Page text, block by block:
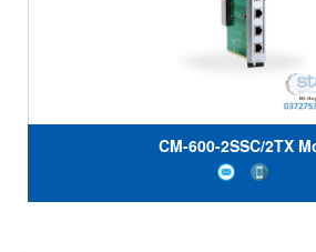
CM-600-2SSC/2TX